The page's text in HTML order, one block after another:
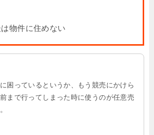
は物件に住めない
困っているというか、もう競売にかけら
まで行ってしまった時に使うのが任意売